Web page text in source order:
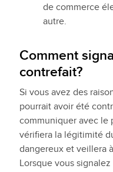
de commerce
autre.
Comment
contrefait?
Si vous avez des
pourrait avoir été
communiquer avec le
vérifiera la légitimité
dangereux et veillera
Lorsque vous